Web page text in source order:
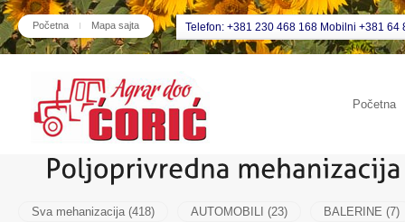
Početna Mapa sajta Telefon: +381 230 468 168 Mobilni +381 64
Početna
Sva mehanizacija (418) AUTOMOBILI (23)
BALERINE (7)